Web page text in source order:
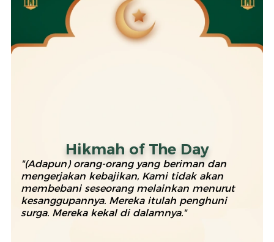
Hikmah of The Day
"(Adapun) orang-orang yang beriman dan
mengerjakan kebajikan, Kami tidak akan
membebani seseorang melainkan menurut
kesanggupannya. Mereka itulah penghuni
surga. Mereka kekal di dalamnya."